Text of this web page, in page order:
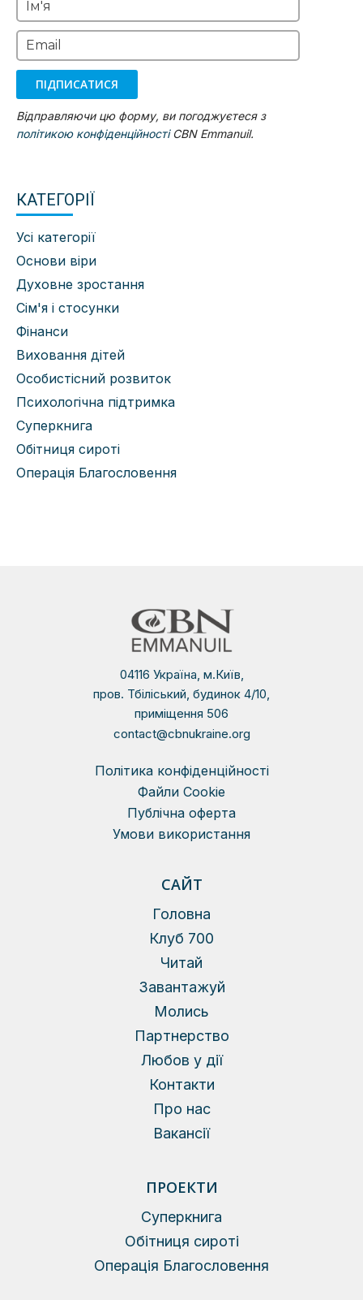
Ім'я
Email
ПІДПИСАТИСЯ
Відправляючи цю форму, ви погоджуєтеся з
політикою конфіденційностіCBN Emmanuil.
КАТЕГОРІЇ
Усі категорії
Основи віри
Духовне зростання
Сім'я і стосунки
Фінанси
Виховання дітей
Особистісний розвиток
Психологічна підтримка
Суперкнига
Обітниця сироті
Операція Благословення
04116 Україна, м.Київ,
пров. Тбіліський, будинок 4/10,
приміщення 506
contact@cbnukraine.org
Політика конфіденційності
Файли Сookie
Публічна оферта
Умови використання
САЙТ
Головна
Клуб 700
Читай
Завантажуй
Молись
Партнерство
Любов у дії
Контакти
Про нас
Вакансії
ПРОЕКТИ
Суперкнига
Обітниця сироті
Операція Благословення